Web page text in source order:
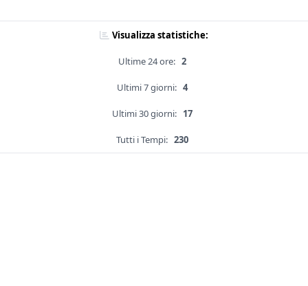
Visualizza statistiche:
Ultime 24 ore: 2
Ultimi 7 giorni: 4
Ultimi 30 giorni: 17
Tutti i Tempi: 230